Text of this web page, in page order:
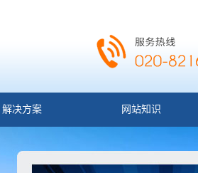
解决方案 网站知识